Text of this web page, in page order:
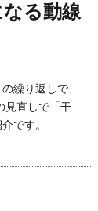
る動線
繰り返しで、
見直しで「干
です。